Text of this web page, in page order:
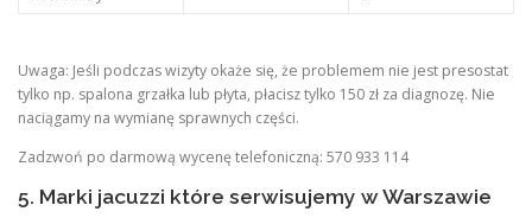
Uwaga: Jeśli podczas wizyty okaże się, że problemem nie jest presostat
tylko np. spalona grzałka lub płyta, płacisz tylko 150 zł za diagnozę. Nie
naciągamy na wymianę sprawnych części.
Zadzwoń po darmową wycenę telefoniczną: 570 933 114
5. Marki jacuzzi które serwisujemy w Warszawie